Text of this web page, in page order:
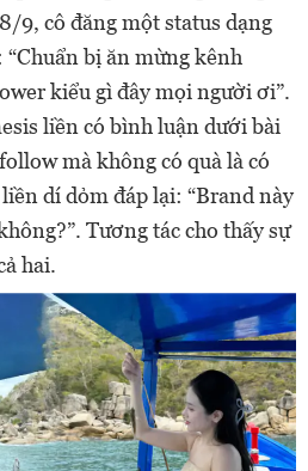
9, cô đăng một status dạng
bị ăn mừng kênh
kiểu gì đây mọi người ơi”.
liền có bình luận dưới bài
mà không có quà là có
dí dỏm đáp lại: “Brand này
Tương tác cho thấy sự
hai.